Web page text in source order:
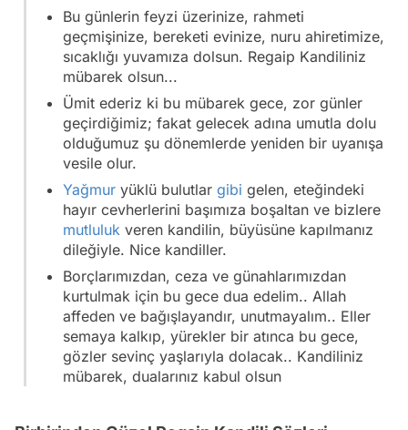
Bu günlerin feyzi üzerinize, rahmeti
geçmişinize, bereketi evinize, nuru ahiretimize,
sıcaklığı yuvamıza dolsun. Regaip Kandiliniz
mübarek olsun...
Ümit ederiz ki bu mübarek gece, zor günler
geçirdiğimiz; fakat gelecek adına umutla dolu
olduğumuz şu dönemlerde yeniden bir uyanışa
vesile olur.
Yağmur yüklü bulutlar gibi gelen, eteğindeki
hayır cevherlerini başımıza boşaltan ve bizlere
mutluluk veren kandilin, büyüsüne kapılmanız
dileğiyle. Nice kandiller.
Borçlarımızdan, ceza ve günahlarımızdan
kurtulmak için bu gece dua edelim.. Allah
affeden ve bağışlayandır, unutmayalım.. Eller
semaya kalkıp, yürekler bir atınca bu gece,
gözler sevinç yaşlarıyla dolacak.. Kandiliniz
mübarek, dualarınız kabul olsun